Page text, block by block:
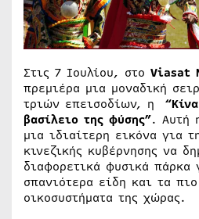
Στις 7 Ιουλίου, στο Viasat
πρεμιέρα μια μοναδική
τριών επεισοδίων, η
“
βασίλειο της φύσης”. Αυτή
μια ιδιαίτερη εικόνα για
κινεζικής κυβέρνησης να
διαφορετικά φυσικά πάρκα
σπανιότερα είδη και τα
οικοσυστήματα της χώρας.